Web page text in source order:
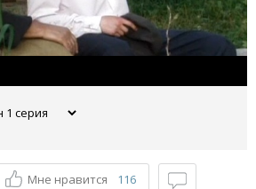
Мне нравится 116